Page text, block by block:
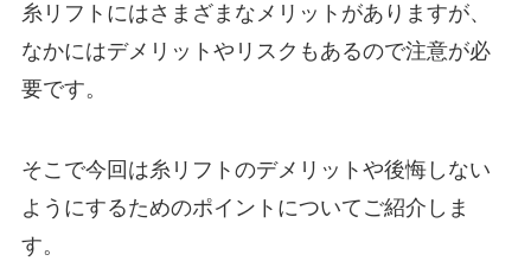
糸リフトにはさまざまなメリットがありますが、
なかにはデメリットやリスクもあるので注意が必
要です。
そこで今回は糸リフトのデメリットや後悔しない
ようにするためのポイントについてご紹介しま
す。